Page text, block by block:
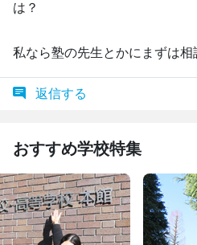
は？
私なら塾の先生とかにまずは相
返信する
おすすめ学校特集